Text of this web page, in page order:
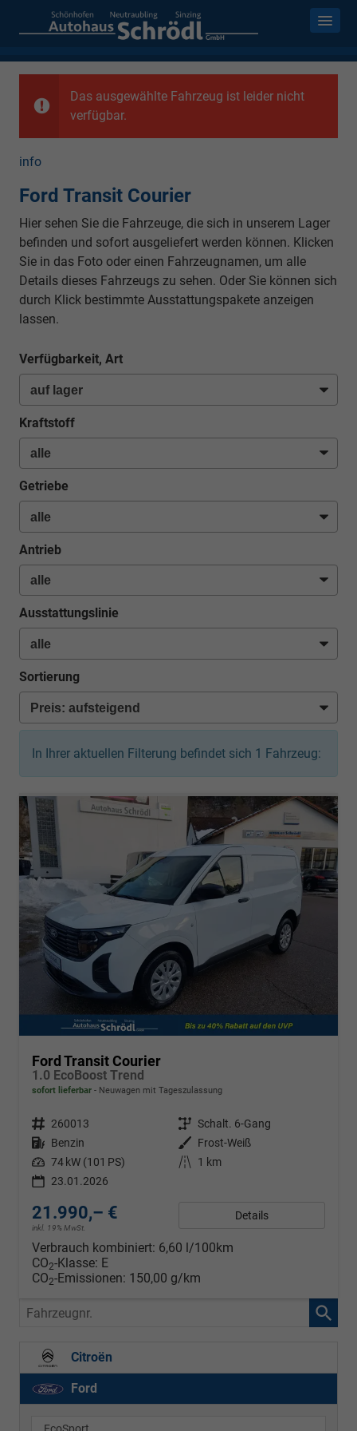
Das ausgewählte Fahrzeug ist leider nicht
verfügbar.
info
Ford Transit Courier
Hier sehen Sie die Fahrzeuge, die sich in unserem Lager
befinden und sofort ausgeliefert werden können. Klicken
Sie in das Foto oder einen Fahrzeugnamen, um alle
Details dieses Fahrzeugs zu sehen. Oder Sie können sich
durch Klick bestimmte Ausstattungspakete anzeigen
lassen.
Verfügbarkeit, Art
Kraftstoff
Getriebe
Antrieb
Ausstattungslinie
Sortierung
In Ihrer aktuellen Filterung befindet sich 1 Fahrzeug:
Ford Transit Courier
1.0 EcoBoost Trend
sofort lieferbar Neuwagen mit Tageszulassung
Fahrzeugnr. 260013 Getriebe Schalt. 6-Gang
Kraftstoff Benzin Außenfarbe Frost-Weiß
Leistung 74 kW (101 PS) Kilometerstand
1 km
23.01.2026
21.990,– €
inkl. 19% MwSt.
Details
Verbrauch kombiniert: 6,60 l/100km
CO2-Klasse: E
CO2-Emissionen: 150,00 g/km
Fahrzeugnr.
Citroën
Ford
EcoSport